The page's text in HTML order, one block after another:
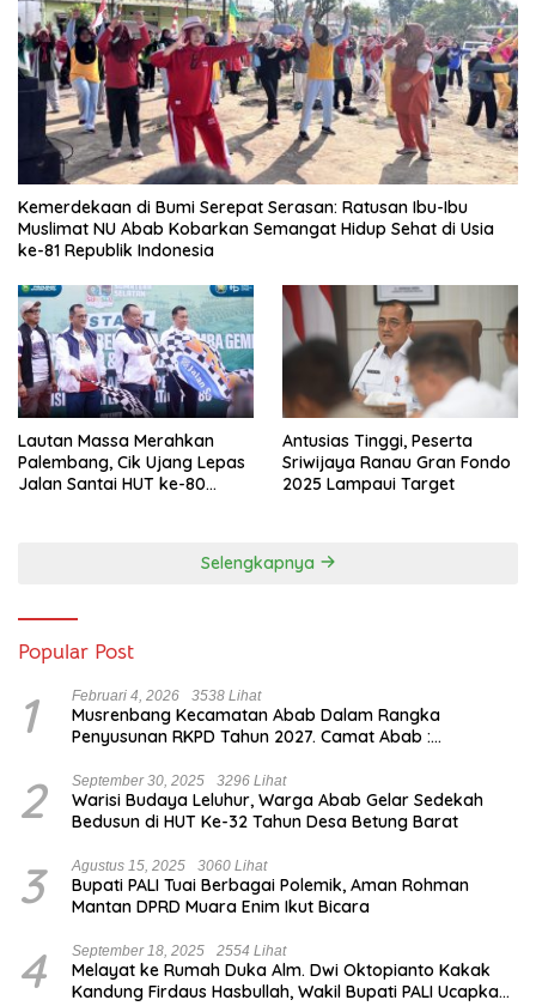
Kemerdekaan di Bumi Serepat Serasan: Ratusan Ibu-Ibu
Muslimat NU Abab Kobarkan Semangat Hidup Sehat di Usia
ke-81 Republik Indonesia
Lautan Massa Merahkan
Palembang, Cik Ujang Lepas
Jalan Santai HUT ke-80
Antusias Tinggi, Peserta
Sriwijaya Ranau Gran Fondo
2025 Lampaui Target
Selengkapnya
Popular Post
1 Februari 4, 2026 3538 Lihat
Musrenbang Kecamatan Abab Dalam Rangka
Penyusunan RKPD Tahun 2027. Camat Abab :
2 September 30, 2025 3296 Lihat
Warisi Budaya Leluhur, Warga Abab Gelar Sedekah
Bedusun di HUT Ke-32 Tahun Desa Betung Barat
3 Agustus 15, 2025 3060 Lihat
Bupati PALI Tuai Berbagai Polemik, Aman Rohman
Mantan DPRD Muara Enim Ikut Bicara
4 September 18, 2025 2554 Lihat
Melayat ke Rumah Duka Alm. Dwi Oktopianto Kakak
Kandung Firdaus Hasbullah, Wakil Bupati PALI Ucapkan